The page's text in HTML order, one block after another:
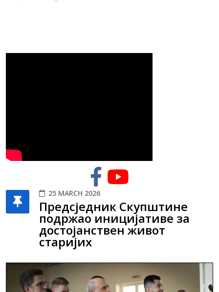
25 MARCH 2026
Предсједник Скупштине
подржао иницијативе за
достојанствен живот
старијих